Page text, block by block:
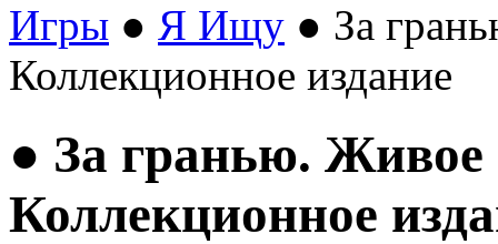
Игры ● Я Ищу ● За
Коллекционное издание
● За гранью. Живое
Коллекционное